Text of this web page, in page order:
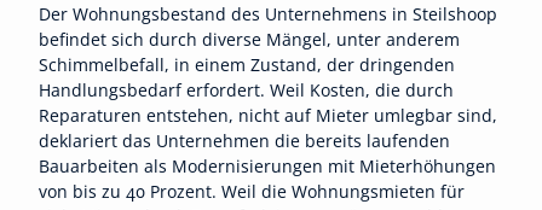
Der Wohnungsbestand des Unternehmens in Steilshoop
befindet sich durch diverse Mängel, unter anderem
Schimmelbefall, in einem Zustand, der dringenden
Handlungsbedarf erfordert. Weil Kosten, die durch
Reparaturen entstehen, nicht auf Mieter umlegbar sind,
deklariert das Unternehmen die bereits laufenden
Bauarbeiten als Modernisierungen mit Mieterhöhungen
von bis zu 40 Prozent. Weil die Wohnungsmieten für